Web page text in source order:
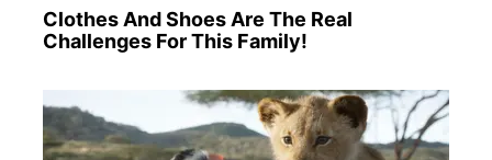
Clothes And Shoes Are The Real
Challenges For This Family!